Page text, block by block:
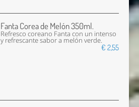
Fanta Corea de Melón 350ml.
Refresco coreano Fanta con un intenso
y refrescante sabor a melón verde.
€ 2,55